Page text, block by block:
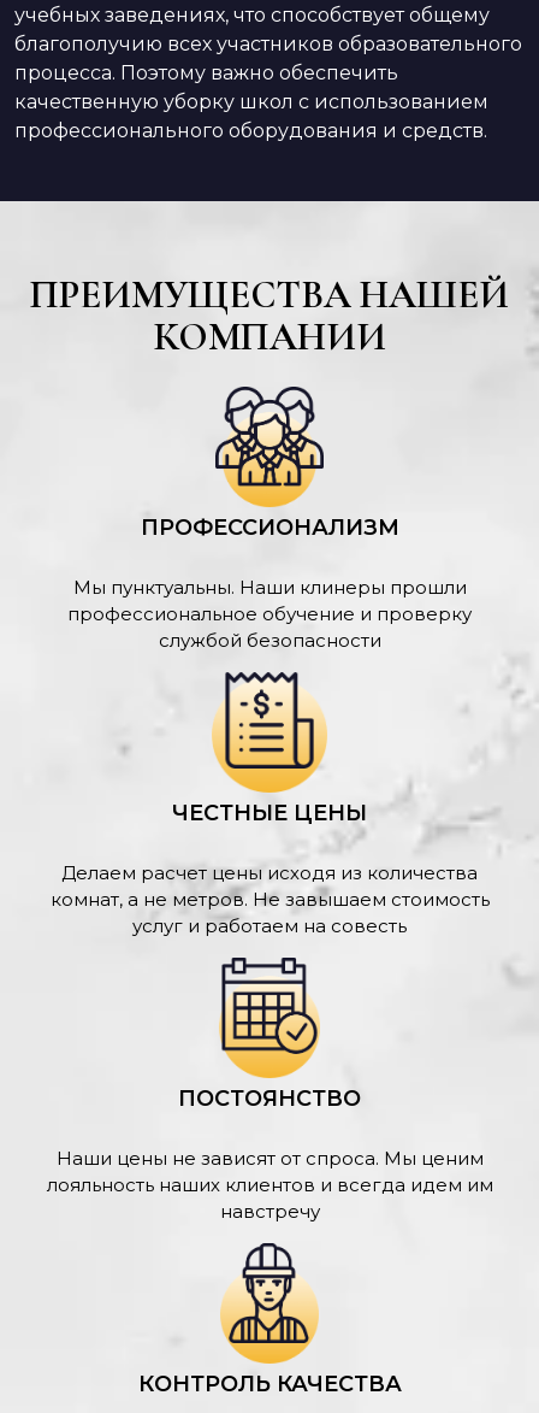
учебных заведениях, что способствует общему
благополучию всех участников образовательного
процесса. Поэтому важно обеспечить
качественную уборку школ с использованием
профессионального оборудования и средств.
ПРЕИМУЩЕСТВА НАШЕЙ
КОМПАНИИ
ПРОФЕССИОНАЛИЗМ
Мы пунктуальны. Наши клинеры прошли
профессиональное обучение и проверку
службой безопасности
ЧЕСТНЫЕ ЦЕНЫ
Делаем расчет цены исходя из количества
комнат, а не метров. Не завышаем стоимость
услуг и работаем на совесть
ПОСТОЯНСТВО
Наши цены не зависят от спроса. Мы ценим
лояльность наших клиентов и всегда идем им
навстречу
КОНТРОЛЬ КАЧЕСТВА